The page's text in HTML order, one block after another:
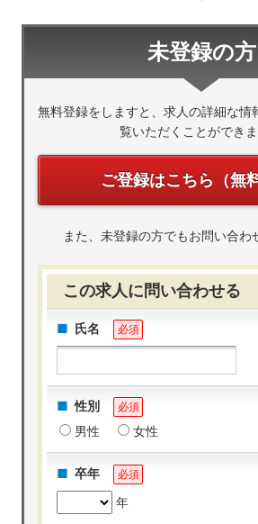
未登録の方
無料登録をしますと、求人の詳細な情
覧いただくことができま
ご登録はこちら（無
また、未登録の方でもお問い合わ
この求人に問い合わせる
氏名 必須
性別 必須
男性 女性
卒年 必須
年